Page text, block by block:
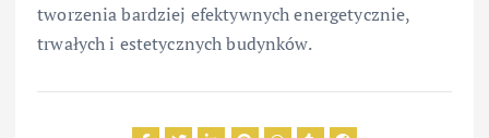
tworzenia bardziej efektywnych energetycznie,
trwałych i estetycznych budynków.